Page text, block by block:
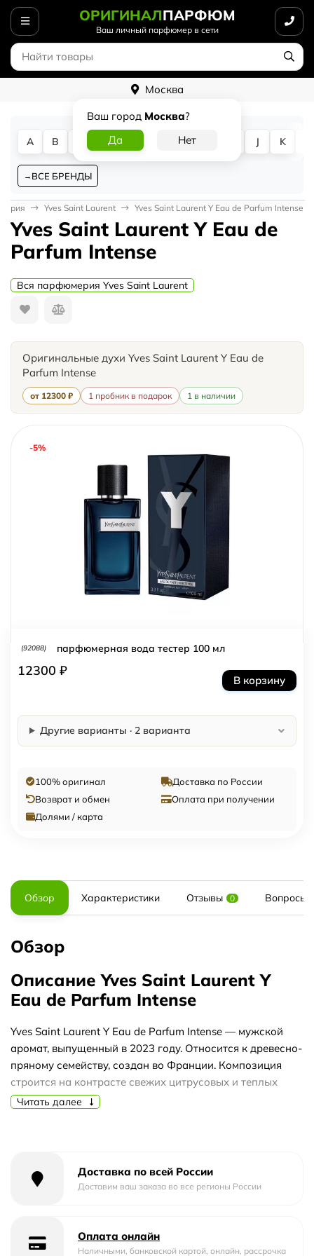
ОРИГИНАЛПАРФЮМ
Ваш личный парфюмер в сети
Москва
Ваш город Москва?
A B D G J K
ВСЕ БРЕНДЫ
Yves Saint Laurent Yves Saint Laurent Y Eau de Parfum Intense
Yves Saint Laurent Y Eau de
Parfum Intense
Вся парфюмерия Yves Saint Laurent
Оригинальные духи Yves Saint Laurent Y Eau de
Parfum Intense
от 12300 ₽ 1 пробник в подарок 1 в наличии
-5%
(92088) парфюмерная вода тестер 100 мл
12300 ₽
В корзину
Другие варианты · 2 варианта
100% оригинал
Доставка по России
Возврат и обмен
Оплата при получении
Долями / карта
Обзор Характеристики Отзывы 0 Вопросы
Обзор
Описание Yves Saint Laurent Y
Eau de Parfum Intense
Yves Saint Laurent Y Eau de Parfum Intense — мужской
аромат, выпущенный в 2023 году. Относится к древесно-
пряному семейству, создан во Франции. Композиция
строится на контрасте свежих цитрусовых и теплых
древесных нот, что делает его выразительным и
старт. В сердце раскрываются лаванда, герань и
шалфей, придавая композиции пряный и слегка
сохраняет глубину на протяжении всего звучания.
Читать далее
Доставка по всей России
Доставим ваш заказа во все регионы России
Оплата онлайн
Наличными, банковской картой, онлайн, рассрочка